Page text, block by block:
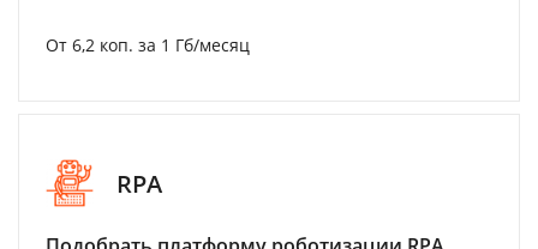
От 6,2 коп. за 1 Гб/месяц
RPA